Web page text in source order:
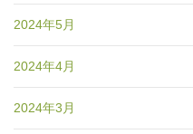
2024年5月
2024年4月
2024年3月